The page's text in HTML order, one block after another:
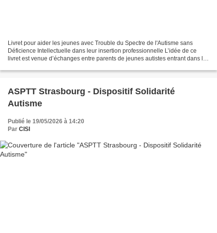
Livret pour aider les jeunes avec Trouble du Spectre de l'Autisme sans
Déficience Intellectuelle dans leur insertion professionnelle L’idée de ce
livret est venue d’échanges entre parents de jeunes autistes entrant dans la
ASPTT Strasbourg - Dispositif Solidarité
Autisme
Publié le 19/05/2026 à 14:20
Par CISI